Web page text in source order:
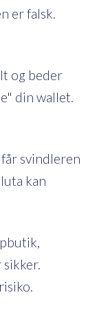
er falsk.
og beder
din wallet.
svindleren
kan